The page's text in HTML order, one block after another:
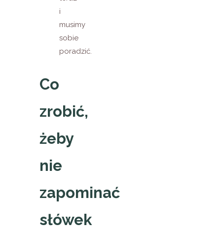
i
musimy
sobie
poradzić.
Co
zrobić,
żeby
nie
zapominać
słówek